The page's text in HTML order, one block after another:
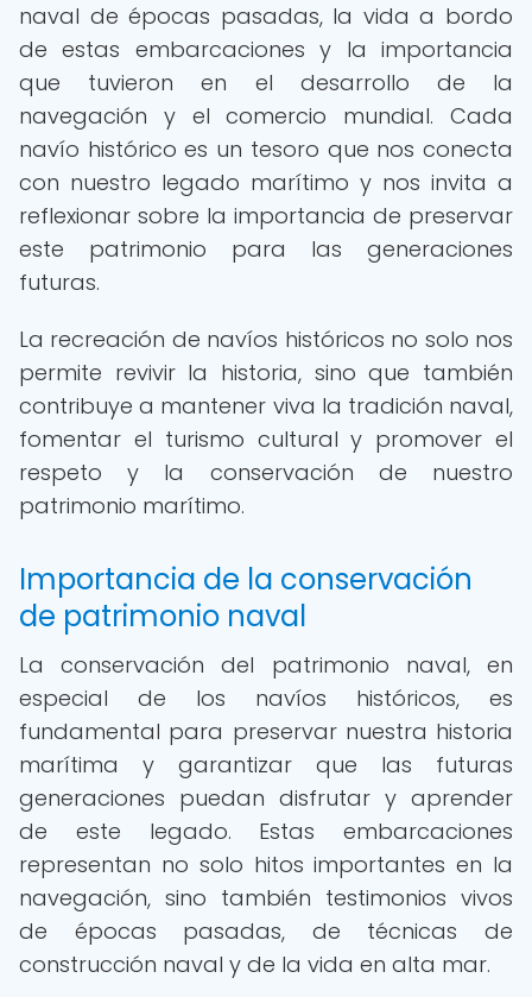
naval de épocas pasadas, la vida a bordo
de estas embarcaciones y la importancia
que tuvieron en el desarrollo de la
navegación y el comercio mundial. Cada
navío histórico es un tesoro que nos conecta
con nuestro legado marítimo y nos invita a
reflexionar sobre la importancia de preservar
este patrimonio para las generaciones
futuras.
La recreación de navíos históricos no solo nos
permite revivir la historia, sino que también
contribuye a mantener viva la tradición naval,
fomentar el turismo cultural y promover el
respeto y la conservación de nuestro
patrimonio marítimo.
Importancia de la conservación
de patrimonio naval
La conservación del patrimonio naval, en
especial de los navíos históricos, es
fundamental para preservar nuestra historia
marítima y garantizar que las futuras
generaciones puedan disfrutar y aprender
de este legado. Estas embarcaciones
representan no solo hitos importantes en la
navegación, sino también testimonios vivos
de épocas pasadas, de técnicas de
construcción naval y de la vida en alta mar.